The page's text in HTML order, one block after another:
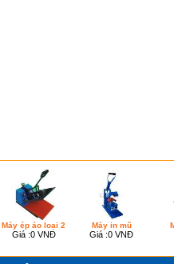
Máy ép áo loại 2
Giá :0 VNĐ
Máy in mũ
Giá :0 VNĐ